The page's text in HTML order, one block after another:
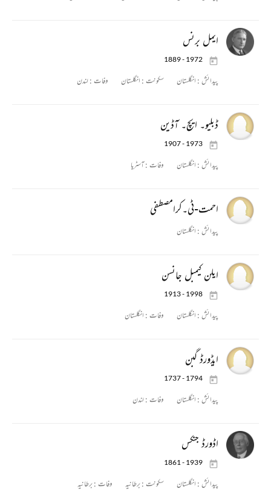
ایمل برنس
1889 - 1972
پیدائش : انگلستان سکونت : انگلستان وفات : لندن
ڈبلیو۔ ایچ۔ آڈین
1907 - 1973
پیدائش : انگلستان وفات :آسٹریا
احمت-ٹی۔کرامصطفی
پیدائش : انگلستان
ایلن کیمبل جانسن
1913 - 1998
پیدائش : انگلستان وفات : انگلستان
ایڈورڈ گبن
1737 - 1794
پیدائش : انگلستان وفات : لندن
اڈورڈ جنکس
1861 - 1939
پیدائش : انگلستان سکونت :برطانیہ وفات :برطانیہ